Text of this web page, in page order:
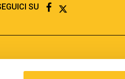
SU FACEBOOK
TWITTER